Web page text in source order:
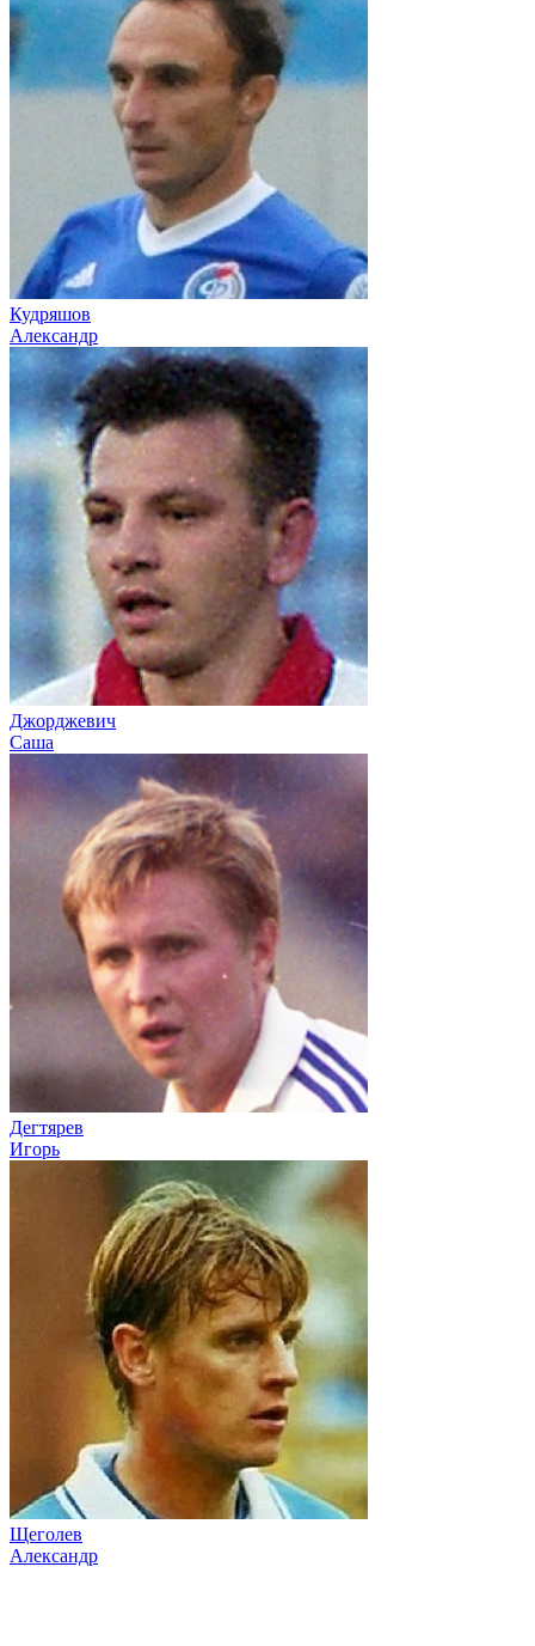
Кудряшов
Александр
Джорджевич
Саша
Дегтярев
Игорь
Щеголев
Александр